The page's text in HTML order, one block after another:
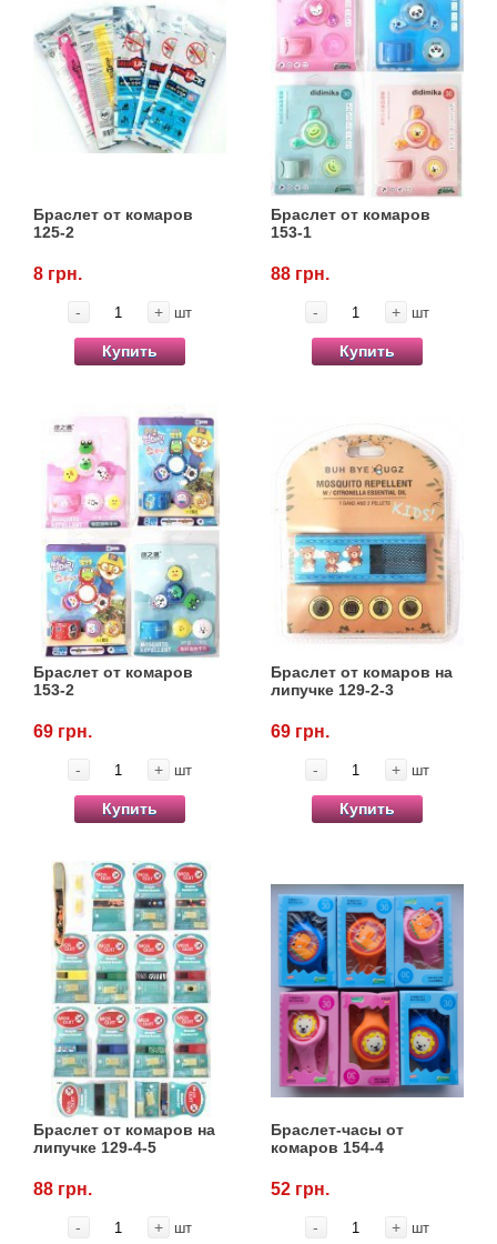
Браслет от комаров
125-2
8 грн.
- + шт
Купить
Браслет от комаров
153-1
88 грн.
- + шт
Купить
Браслет от комаров
153-2
69 грн.
- + шт
Купить
Браслет от комаров на
липучке 129-2-3
69 грн.
- + шт
Купить
Браслет от комаров на
липучке 129-4-5
88 грн.
- + шт
Браслет-часы от
комаров 154-4
52 грн.
- + шт